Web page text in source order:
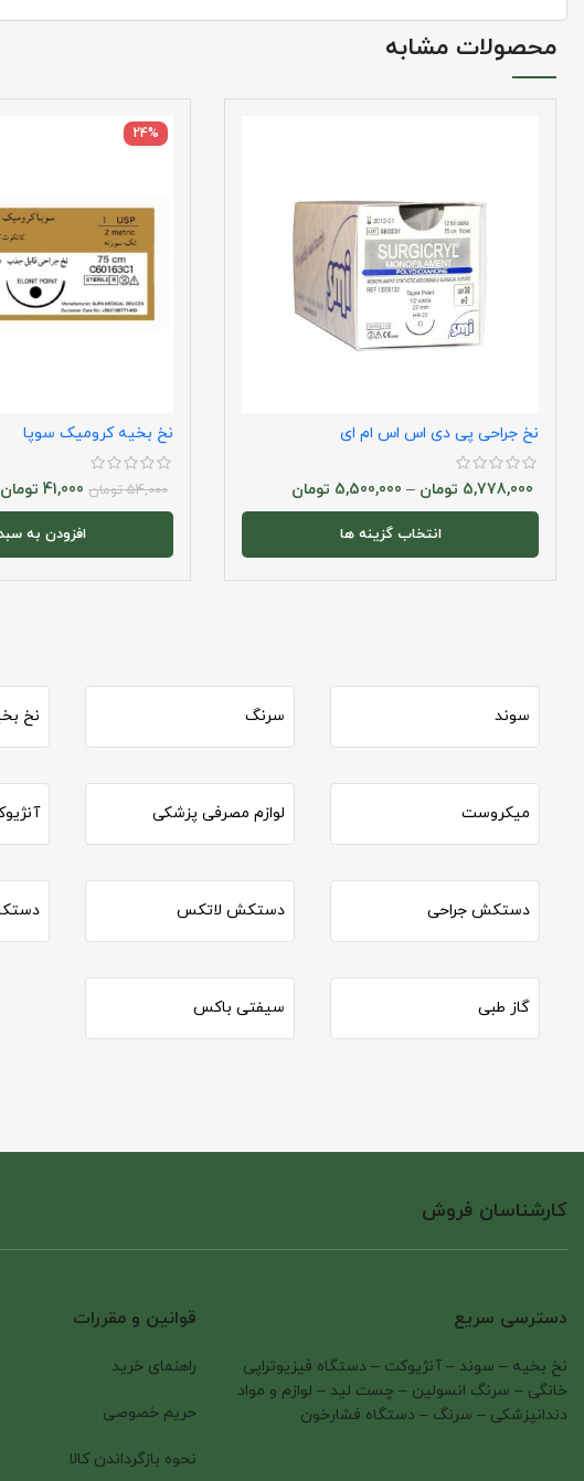
محصولات مشابه
نخ جراحی پی دی اس اس ام ای
5,778,000 تومان –
5,500,000 تومان
انتخاب گزینه ها
24%
نخ بخیه کرومیک سوپا
54,000 تومان 41,000 تومان
افزودن به
سوند سرنگ نخ
میکروست لوازم مصرفی پزشکی
دستکش جراحی دستکش لاتکس
گاز طبی سیفتی باکس
کارشناسان فروش
دسترسی سریع
نخ بخیه – سوند – آنژیوکت – دستگاه فیزیوتراپی
خانگی – سرنگ انسولین – چست لید – لوازم و مواد
دندانپزشکی – سرنگ – دستگاه فشارخون
قوانین و مقررات
راهنمای خرید
حریم خصوصی
نحوه بازگرداندن کالا